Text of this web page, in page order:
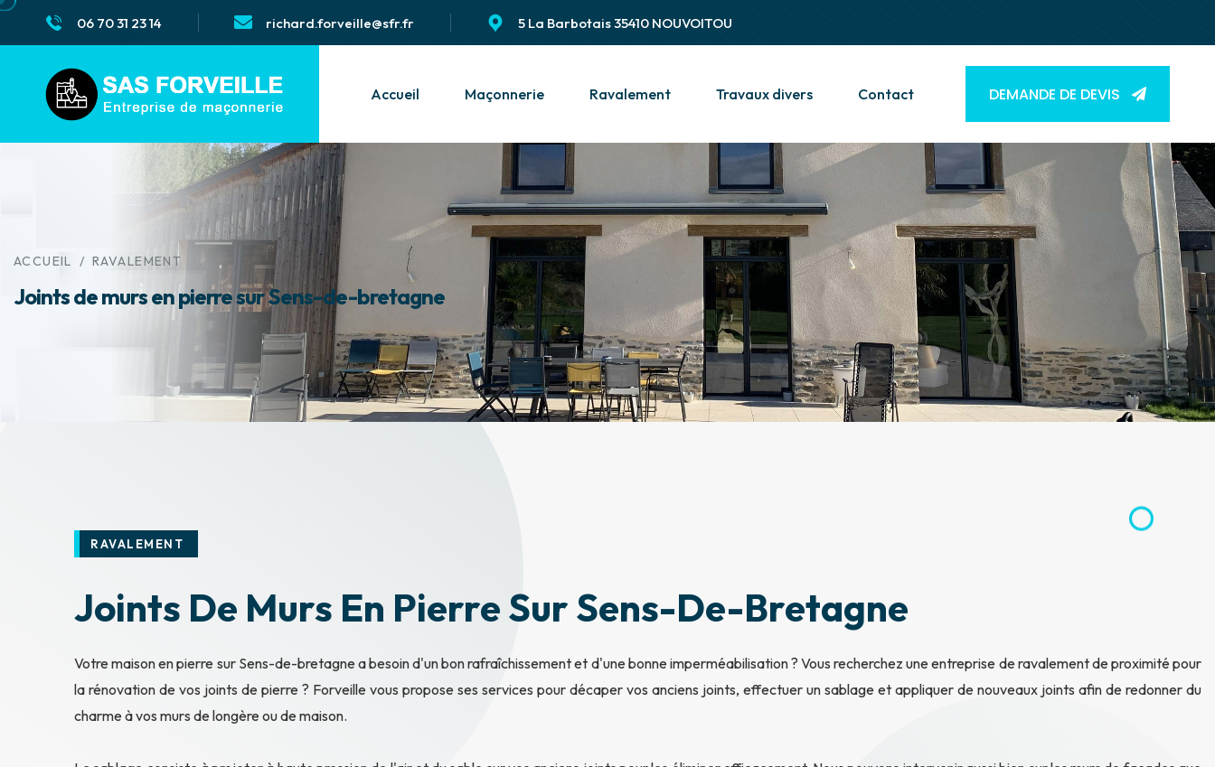
06 70 31 23 14 richard.forveille@sfr.fr 5 La Barbotais 35410 NOUVOITOU
Accueil Maçonnerie Ravalement Travaux divers Contact DEMANDE DE DEVIS
ACCUEIL / RAVALEMENT
Joints de murs en pierre sur Sens-de-bretagne
RAVALEMENT
Joints De Murs En Pierre Sur Sens-De-Bretagne
Votre maison en pierre sur Sens-de-bretagne a besoin d'un bon rafraîchissement et d'une bonne imperméabilisation ? Vous recherchez une entreprise de ravalement de proximité pour
la rénovation de vos joints de pierre ? Forveille vous propose ses services pour décaper vos anciens joints, effectuer un sablage et appliquer de nouveaux joints afin de redonner du
charme à vos murs de longère ou de maison.